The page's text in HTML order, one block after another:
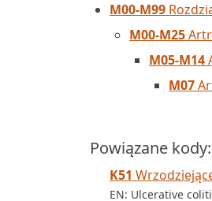
M00-M99
M00-M25
M05-M14
M07
Powiązane kody:
K51
EN: Ulcerative